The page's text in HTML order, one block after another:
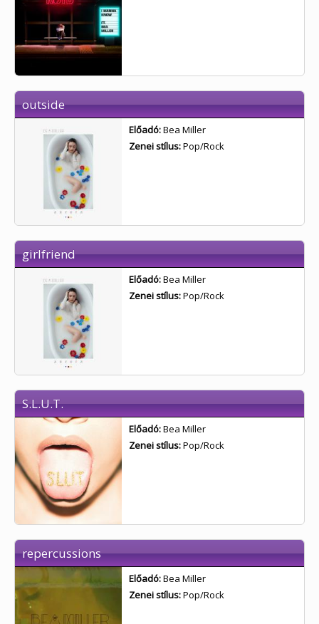
outside
Előadó:Bea Miller
Zenei stílus:Pop/Rock
girlfriend
Előadó:Bea Miller
Zenei stílus:Pop/Rock
S.L.U.T.
Előadó:Bea Miller
Zenei stílus:Pop/Rock
repercussions
Előadó:Bea Miller
Zenei stílus:Pop/Rock